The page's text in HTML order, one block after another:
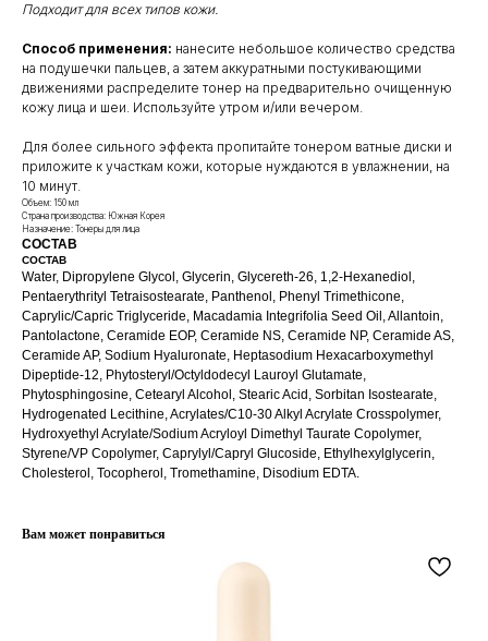
Подходит для всех типов кожи.
Способ применения: нанесите небольшое количество средства
на подушечки пальцев, а затем аккуратными постукивающими
движениями распределите тонер на предварительно очищенную
кожу лица и шеи. Используйте утром и/или вечером.
Для более сильного эффекта пропитайте тонером ватные диски и
приложите к участкам кожи, которые нуждаются в увлажнении, на
10 минут.
Объем: 150 мл
Страна производства: Южная Корея
Назначение: Тонеры для лица
СОСТАВ
СОСТАВ
Water, Dipropylene Glycol, Glycerin, Glycereth-26, 1,2-Hexanediol,
Pentaerythrityl Tetraisostearate, Panthenol, Phenyl Trimethicone,
Caprylic/Capric Triglyceride, Macadamia Integrifolia Seed Oil, Allantoin,
Pantolactone, Ceramide EOP, Ceramide NS, Ceramide NP, Ceramide AS,
Ceramide AP, Sodium Hyaluronate, Heptasodium Hexacarboxymethyl
Dipeptide-12, Phytosteryl/Octyldodecyl Lauroyl Glutamate,
Phytosphingosine, Cetearyl Alcohol, Stearic Acid, Sorbitan Isostearate,
Hydrogenated Lecithine, Acrylates/C10-30 Alkyl Acrylate Crosspolymer,
Hydroxyethyl Acrylate/Sodium Acryloyl Dimethyl Taurate Copolymer,
Styrene/VP Copolymer, Caprylyl/Capryl Glucoside, Ethylhexylglycerin,
Cholesterol, Tocopherol, Tromethamine, Disodium EDTA.
Вам может понравиться
ОБЩИЕ КОНТАКТЫ
Мы ВКонтакте
КЛИЕНТАМ
Контакты
Оплата и доставка